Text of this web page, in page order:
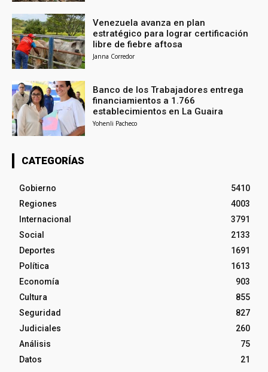
Venezuela avanza en plan
estratégico para lograr certificación
libre de fiebre aftosa
Janna Corredor
Banco de los Trabajadores entrega
financiamientos a 1.766
establecimientos en La Guaira
Yohenli Pacheco
CATEGORÍAS
Gobierno
5410
Regiones
4003
Internacional
3791
Social
2133
Deportes
1691
Política
1613
Economía
903
Cultura
855
Seguridad
827
Judiciales
260
Análisis
75
Datos
21